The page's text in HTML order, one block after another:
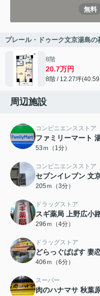
無料
プレール・ドゥーク文京湯島の
8階
20.7万円
8階 / 12.27坪
周辺施設
コンビニエンスストア
ファミリーマート
53ｍ（1分）
コンビニエンスストア
セブンイレブン 文
205ｍ（3分）
ドラッグストア
スギ薬局 上野広小
296ｍ（4分）
ドラッグストア
どらっぐぱぱす 妻
406ｍ（6分）
スーパー
肉のハナマサ 秋葉